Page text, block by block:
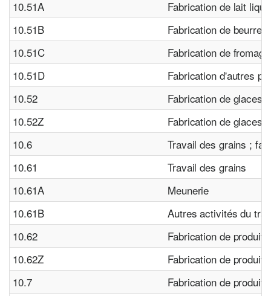
10.51A
Fabrication de lait
10.51B
Fabrication de beurre
10.51C
Fabrication de fromage
10.51D
Fabrication d'autres
10.52
Fabrication de glaces
10.52Z
Fabrication de glaces
10.6
Travail des grains ;
10.61
Travail des grains
10.61A
Meunerie
10.61B
Autres activités du
10.62
Fabrication de
10.62Z
Fabrication de
10.7
Fabrication de